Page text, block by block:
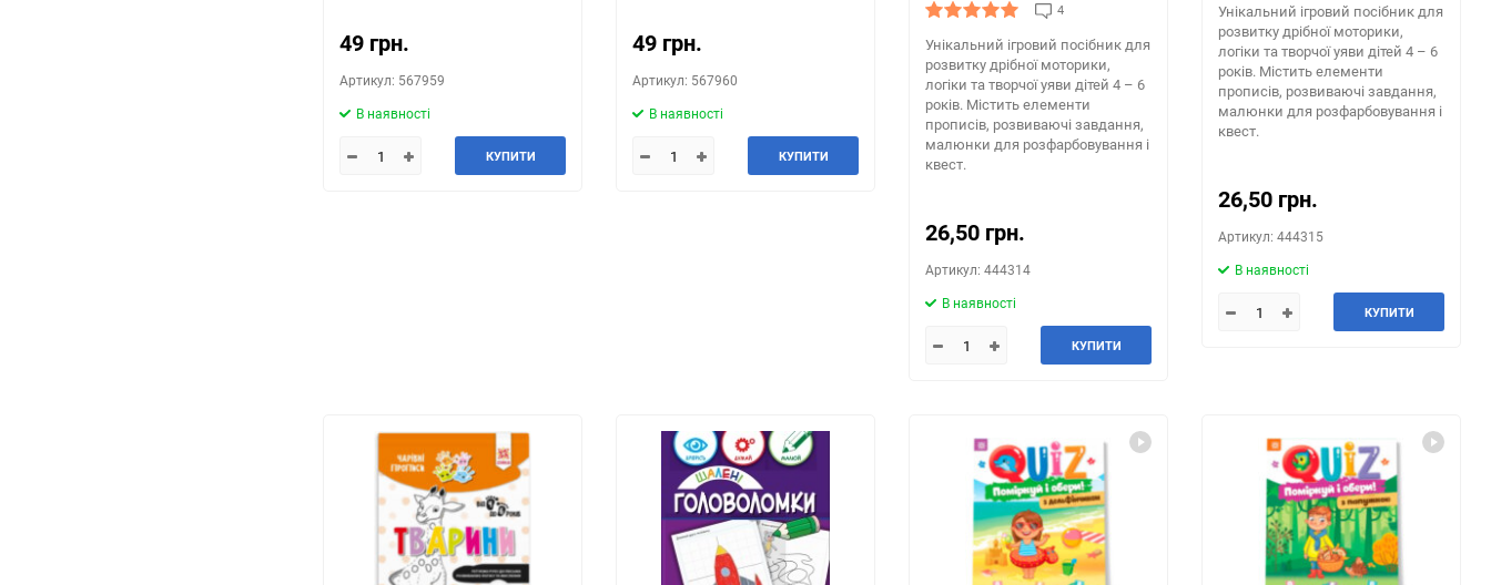
49 грн.
Артикул: 567959
В наявності
КУПИТИ
49 грн.
Артикул: 567960
В наявності
КУПИТИ
4
Унікальний ігровий посібник для
розвитку дрібної моторики,
логіки та творчої уяви дітей 4 – 6
років. Містить елементи
прописів, розвиваючі завдання,
малюнки для розфарбовування і
квест.
26,50 грн.
Артикул: 444314
В наявності
КУПИТИ
Унікальний ігровий посібник для
розвитку дрібної моторики,
логіки та творчої уяви дітей 4 – 6
років. Містить елементи
прописів, розвиваючі завдання,
малюнки для розфарбовування і
квест.
26,50 грн.
Артикул: 444315
В наявності
КУПИТИ